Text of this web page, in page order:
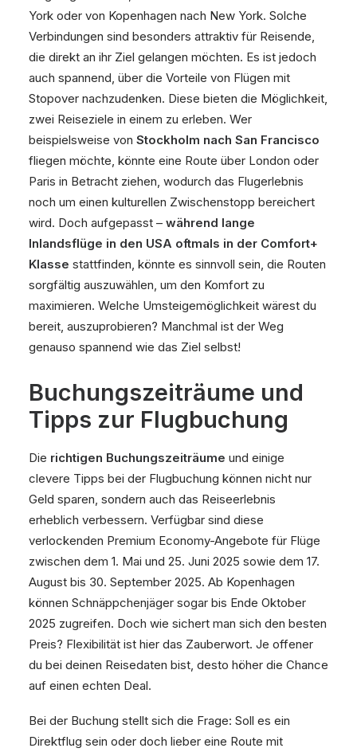
York oder von Kopenhagen nach New York. Solche
Verbindungen sind besonders attraktiv für Reisende,
die direkt an ihr Ziel gelangen möchten. Es ist jedoch
auch spannend, über die Vorteile von Flügen mit
Stopover nachzudenken. Diese bieten die Möglichkeit,
zwei Reiseziele in einem zu erleben. Wer
beispielsweise von Stockholm nach San Francisco
fliegen möchte, könnte eine Route über London oder
Paris in Betracht ziehen, wodurch das Flugerlebnis
noch um einen kulturellen Zwischenstopp bereichert
wird. Doch aufgepasst – während lange
Inlandsflüge in den USA oftmals in der Comfort+
Klasse stattfinden, könnte es sinnvoll sein, die Routen
sorgfältig auszuwählen, um den Komfort zu
maximieren. Welche Umsteigemöglichkeit wärest du
bereit, auszuprobieren? Manchmal ist der Weg
genauso spannend wie das Ziel selbst!
Buchungszeiträume und
Tipps zur Flugbuchung
Die richtigen Buchungszeiträume und einige
clevere Tipps bei der Flugbuchung können nicht nur
Geld sparen, sondern auch das Reiseerlebnis
erheblich verbessern. Verfügbar sind diese
verlockenden Premium Economy-Angebote für Flüge
zwischen dem 1. Mai und 25. Juni 2025 sowie dem 17.
August bis 30. September 2025. Ab Kopenhagen
können Schnäppchenjäger sogar bis Ende Oktober
2025 zugreifen. Doch wie sichert man sich den besten
Preis? Flexibilität ist hier das Zauberwort. Je offener
du bei deinen Reisedaten bist, desto höher die Chance
auf einen echten Deal.
Bei der Buchung stellt sich die Frage: Soll es ein
Direktflug sein oder doch lieber eine Route mit